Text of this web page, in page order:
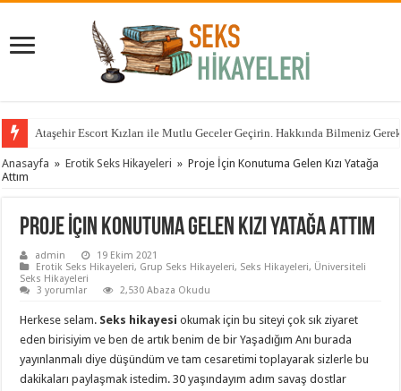
Ataşehir Escort Kızları ile Mutlu Geceler Geçirin. Hakkında Bilmeniz
Anasayfa » Erotik Seks Hikayeleri » Proje İçin Konutuma Gelen Kızı Yatağa
Attım
Proje İçin Konutuma Gelen Kızı Yatağa Attım
admin
19 Ekim 2021
Erotik Seks Hikayeleri, Grup Seks Hikayeleri, Seks Hikayeleri, Üniversiteli
Seks Hikayeleri
3 yorumlar
2,530 Abaza Okudu
Herkese selam. Seks hikayesi okumak için bu siteyi çok sık ziyaret
eden birisiyim ve ben de artık benim de bir Yaşadığım Anı burada
yayınlanmalı diye düşündüm ve tam cesaretimi toplayarak sizlerle bu
dakikaları paylaşmak istedim. 30 yaşındayım adım savaş dostlar